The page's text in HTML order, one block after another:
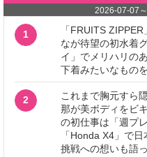
2026-07-07 ～
1
「FRUITS
なが待望の初水着
イ」でメリハリの
下着みたいなもの
2
これまで胸元すら
那が美ボディをビ
の初仕事は「週プ
「Honda X4」で
挑戦への想いも語